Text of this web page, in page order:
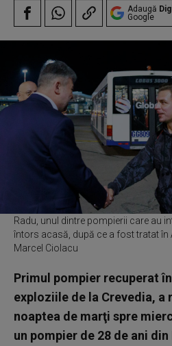
Adaugă
Google
Radu, unul dintre pompierii care au
întors acasă, după ce a fost tratat
Marcel Ciolacu
Primul pompier recuperat
exploziile de la Crevedia, a
noaptea de marţi spre
un pompier de 28 de ani